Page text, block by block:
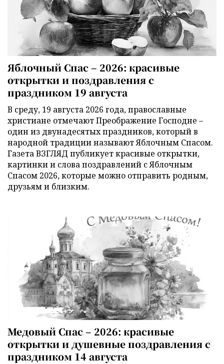
Яблочный Спас – 2026: красивые
открытки и поздравления с
праздником 19 августа
В среду, 19 августа 2026 года, православные
христиане отмечают Преображение Господне –
один из двунадесятых праздников, который в
народной традиции называют Яблочным Спасом.
Газета ВЗГЛЯД публикует красивые открытки,
картинки и слова поздравлений с Яблочным
Спасом 2026, которые можно отправить родным,
друзьям и близким.
Медовый Спас – 2026: красивые
открытки и душевные поздравления с
праздником 14 августа